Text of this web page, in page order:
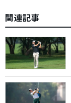
関連記事